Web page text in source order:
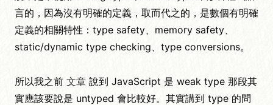
言的，因為沒有明確的定義，取而代之的，是數個有明確
定義的相關特性：type safety、memory safety、
static/dynamic type checking、type conversions。
所以我之前 文章 說到 JavaScript 是 weak type 那段其
實應該要說是 untyped 會比較好。其實講到 type 的問